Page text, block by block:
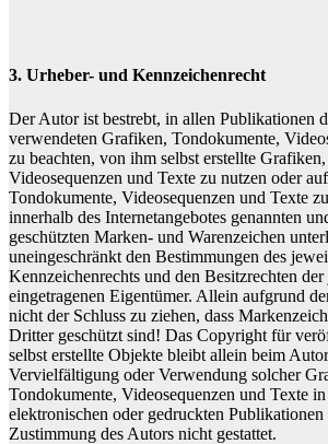
3. Urheber- und Kennzeichenrecht
Der Autor ist bestrebt, in allen Publikationen
verwendeten Grafiken, Tondokumente,
zu beachten, von ihm selbst erstellte
Videosequenzen und Texte zu nutzen oder
Tondokumente, Videosequenzen und Texte
innerhalb des Internetangebotes genannten
geschützten Marken- und Warenzeichen
uneingeschränkt den Bestimmungen des
Kennzeichenrechts und den Besitzrechten
eingetragenen Eigentümer. Allein aufgrund
nicht der Schluss zu ziehen, dass
Dritter geschützt sind! Das Copyright für
selbst erstellte Objekte bleibt allein beim
Vervielfältigung oder Verwendung solcher
Tondokumente, Videosequenzen und Texte in
elektronischen oder gedruckten
Zustimmung des Autors nicht gestattet.